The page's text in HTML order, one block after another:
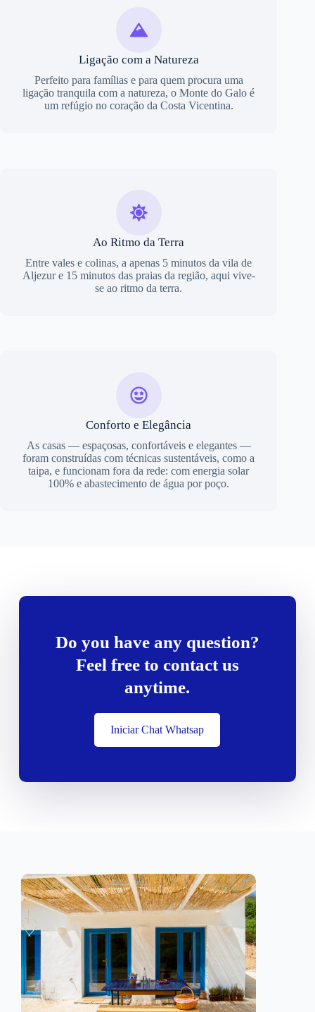
Ligação com a Natureza
Perfeito para famílias e para quem procura uma
ligação tranquila com a natureza, o Monte do Galo é
um refúgio no coração da Costa Vicentina.
Ao Ritmo da Terra
Entre vales e colinas, a apenas 5 minutos da vila de
Aljezur e 15 minutos das praias da região, aqui vive-
se ao ritmo da terra.
Conforto e Elegância
As casas — espaçosas, confortáveis e elegantes —
foram construídas com técnicas sustentáveis, como a
taipa, e funcionam fora da rede: com energia solar
100% e abastecimento de água por poço.
Do you have any question?
Feel free to contact us
anytime.
Iniciar Chat Whatsap